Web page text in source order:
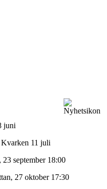
juni
11 juli
september 18:00
27 oktober 17:30